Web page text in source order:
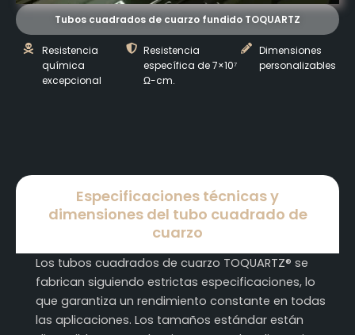
Tubos cuadrados de cuarzo fundido TOQUARTZ
Resistencia
química
excepcional
Resistencia
específica de 7×10⁷
Ω-cm.
Dimensiones
personalizables
Especificaciones técnicas y
dimensiones del tubo cuadrado de
cuarzo
Los tubos cuadrados de cuarzo TOQUARTZ® se
fabrican siguiendo estrictas especificaciones, lo
que garantiza un rendimiento constante en todas
las aplicaciones. Los tamaños estándar están